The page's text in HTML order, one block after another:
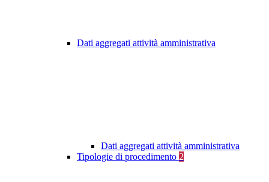
Dati aggregati attività amministrativa
Dati aggregati attività amministrativa
Tipologie di procedimento 2